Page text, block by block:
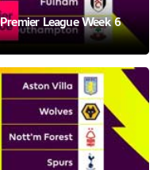
League Week 6